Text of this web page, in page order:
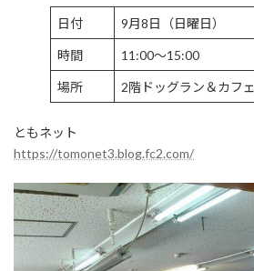
新
日
時
日付 9月8日（日曜日）
時間 11:00～15:00
場所 2階ドッグラン＆カフェ
ともネット
https://tomonet3.blog.fc2.com/